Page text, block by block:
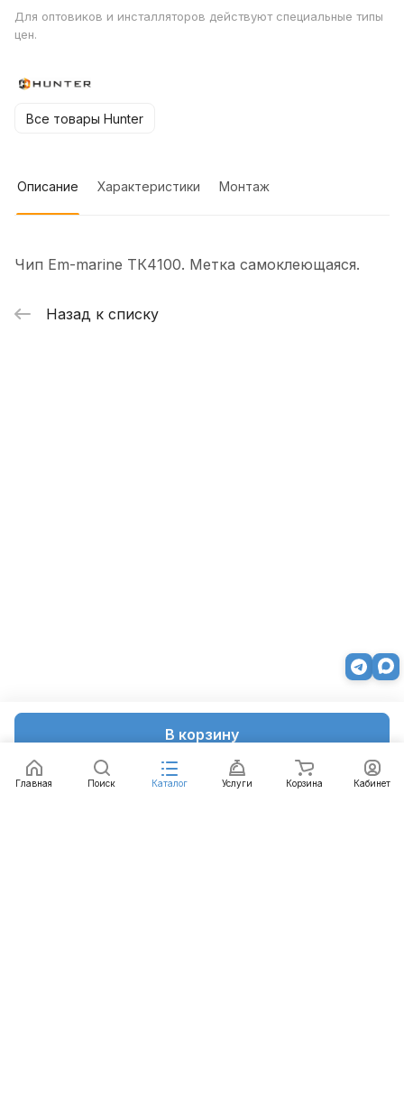
В корзину
Для оптовиков и инсталляторов действуют специальные типы
цен.
Все товары Hunter
Описание Характеристики Монтаж
Чип Em-marine ТК4100. Метка самоклеющаяся.
Назад к списку
Главная Поиск Каталог Услуги Корзина Кабинет